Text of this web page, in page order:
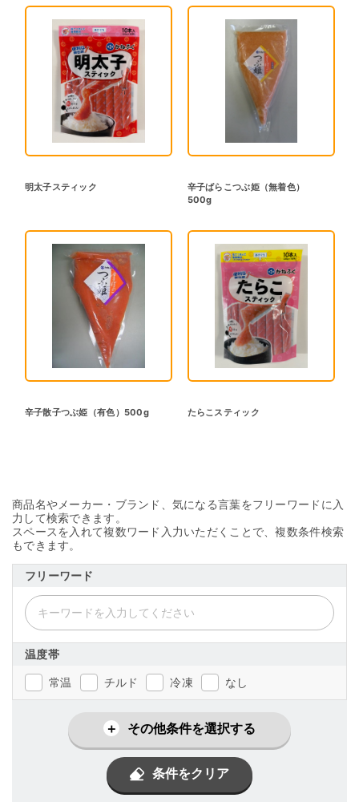
明太子スティック
辛子ばらこつぶ姫（無着色）
500g
辛子散子つぶ姫（有色）500g たらこスティック
商品名やメーカー・ブランド、気になる言葉をフリーワードに入
力して検索できます。
スペースを入れて複数ワード入力いただくことで、複数条件検索
もできます。
フリーワード
温度帯
常温 チルド 冷凍 なし
その他条件を選択する
条件をクリア